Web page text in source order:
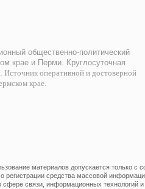
общественно-политический
крае и Перми. Круглосуточная
Источник оперативной и достоверной
крае.
материалов допускается только с
о регистрации средства массовой
сфере связи, информационных технологий